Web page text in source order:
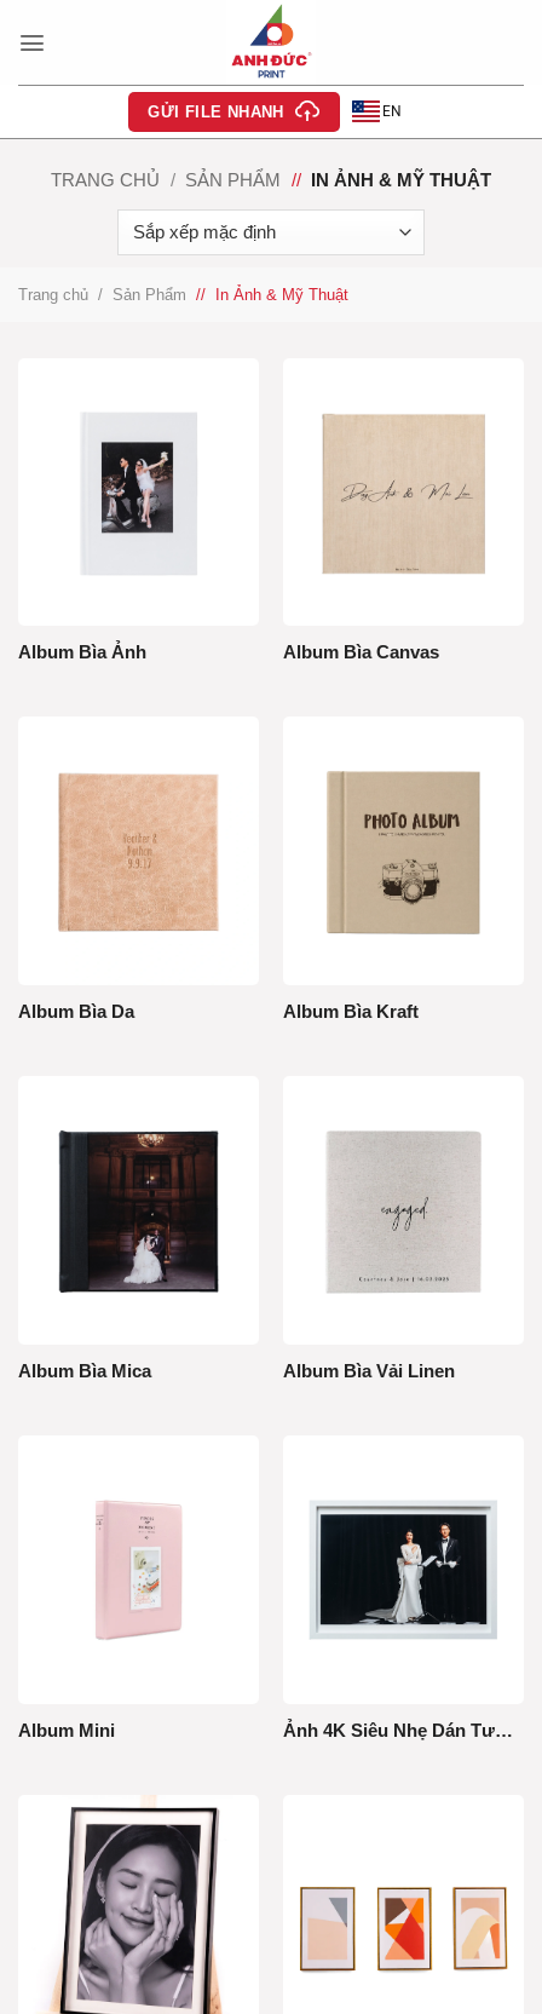
qua
GỬI FILE NHANH EN
TRANG CHỦ / SẢN PHẨM / IN ẢNH & MỸ THUẬT
Trang chủ / Sản Phẩm / In Ảnh & Mỹ Thuật
Album Bìa Ảnh Album Bìa Canvas
Album Bìa Da Album Bìa Kraft
Album Bìa Mica Album Bìa Vải Linen
Album Mini Ảnh 4K Siêu Nhẹ Dán Tường